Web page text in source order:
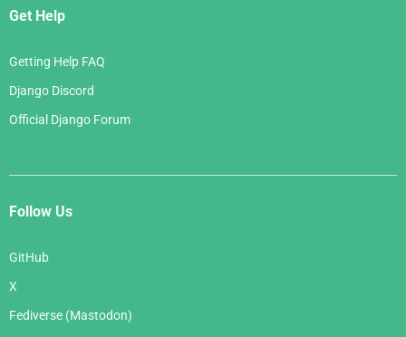
Get Help
Getting Help FAQ
Django Discord
Official Django Forum
Follow Us
GitHub
X
Fediverse (Mastodon)